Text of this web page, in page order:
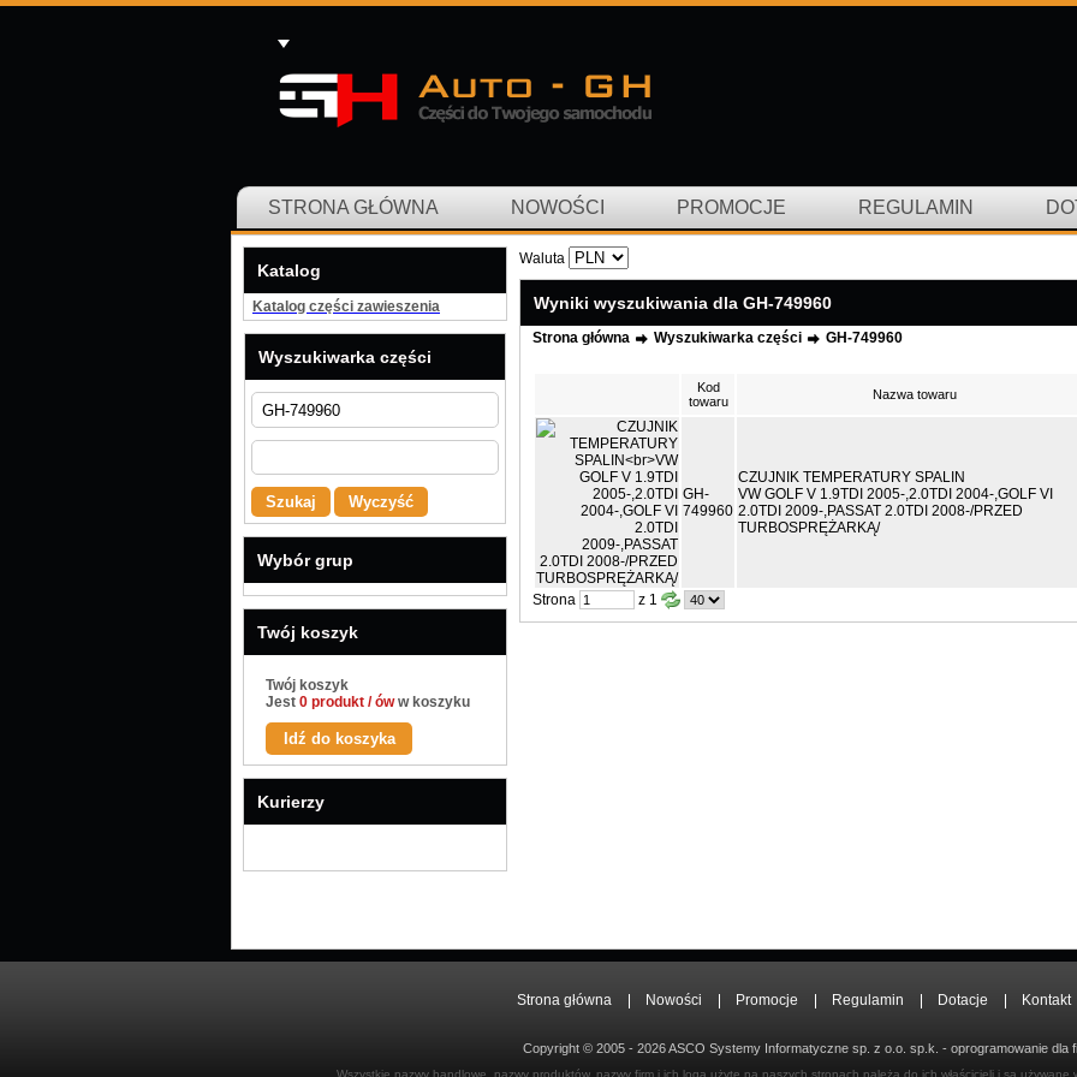
STRONA GŁÓWNA NOWOŚCI PROMOCJE REGULAMIN
Katalog
Katalog części zawieszenia
Wyszukiwarka części
Wybór grup
Twój koszyk
Twój koszyk
Jest 0 produkt / óww koszyku
Idź do koszyka
Kurierzy
Waluta
Wyniki wyszukiwania dla GH-749960
Strona główna Wyszukiwarka części GH-749960
Kod
towaru
Nazwa towaru
GH-
749960
CZUJNIK TEMPERATURY SPALIN
VW GOLF V 1.9TDI 2005-,2.0TDI 2004-,GOLF VI
2.0TDI 2009-,PASSAT 2.0TDI 2008-/PRZED
TURBOSPRĘŻARKĄ/
Strona z 1
Strona główna Nowości Promocje Regulamin Dotacje Kontakt
Copyright © 2005 - 2026 ASCO Systemy Informatyczne sp. z o.o. sp.k. - oprogramowanie dla
Wszystkie nazwy handlowe, nazwy produktów, nazwy firm i ich loga użyte na naszych stronach należą do ich właścicieli i są używane